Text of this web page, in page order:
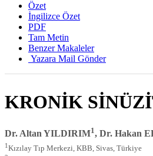
Özet
İngilizce Özet
PDF
Tam Metin
Benzer Makaleler
Yazara Mail Gönder
KRONİK
Dr. Altan YILDIRIM1, Dr. Hakan
1 Kızılay Tıp Merkezi, KBB, Sivas, Türkiye